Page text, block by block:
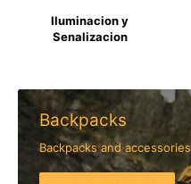
Iluminacion y
Senalizacion
Backpacks
Backpacks and accessories